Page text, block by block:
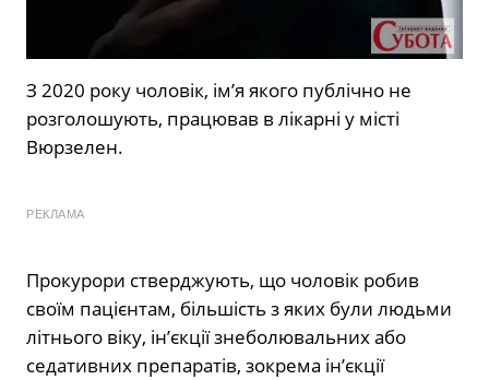
З 2020 року чоловік, ім’я якого публічно не
розголошують, працював в лікарні у місті
Вюрзелен.
РЕКЛАМА
Прокурори стверджують, що чоловік робив
своїм пацієнтам, більшість з яких були людьми
літнього віку, ін’єкції знеболювальних або
седативних препаратів, зокрема ін’єкції